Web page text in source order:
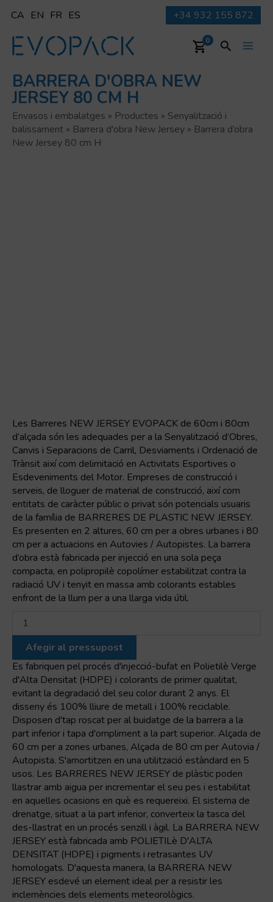
contingut
CA EN FR ES +34 932 155 872
0 Cerca
BARRERA D'OBRA NEW
JERSEY 80 CM H
Envasos i embalatges » Productes » Senyalització i
balissament » Barrera d'obra New Jersey » Barrera d’obra
New Jersey 80 cm H
Les Barreres NEW JERSEY EVOPACK de 60cm i 80cm
d’alçada són les adequades per a la Senyalització d’Obres,
Canvis i Separacions de Carril, Desviaments i Ordenació de
Trànsit així com delimitació en Activitats Esportives o
Esdeveniments del Motor. Empreses de construcció i
serveis, de lloguer de material de construcció, així com
entitats de caràcter públic o privat són potencials usuaris
de la família de BARRERES DE PLASTIC NEW JERSEY.
Es presenten en 2 altures, 60 cm per a obres urbanes i 80
cm per a actuacions en Autovies / Autopistes. La barrera
d’obra està fabricada per injecció en una sola peça
compacta, en polipropilè copolímer estabilitzat contra la
radiació UV i tenyit en massa amb colorants estables
enfront de la llum per a una llarga vida útil.
Barrera
d'obra
New
Jersey
80
cm
H
Afegir al pressupost
Es fabriquen pel procés d'injecció-bufat en Polietilè Verge
d'Alta Densitat (HDPE) i colorants de primer qualitat,
evitant la degradació del seu color durant 2 anys. El
disseny és 100% lliure de metall i 100% reciclable.
Disposen d'tap roscat per al buidatge de la barrera a la
part inferior i tapa d'ompliment a la part superior. Alçada de
60 cm per a zones urbanes, Alçada de 80 cm per Autovia /
Autopista. S'amortitzen en una utilització estàndard en 5
usos. Les BARRERES NEW JERSEY de plàstic poden
llastrar amb aigua per incrementar el seu pes i estabilitat
en aquelles ocasions en què es requereixi. El sistema de
drenatge, situat a la part inferior, converteix la tasca del
des-llastrat en un procés senzill i àgil. La BARRERA NEW
JERSEY està fabricada amb POLIETILè D'ALTA
DENSITAT (HDPE) i pigments i retrasantes UV
homologats. D'aquesta manera, la BARRERA NEW
JERSEY esdevé un element ideal per a resistir les
inclemències dels elements meteorològics.